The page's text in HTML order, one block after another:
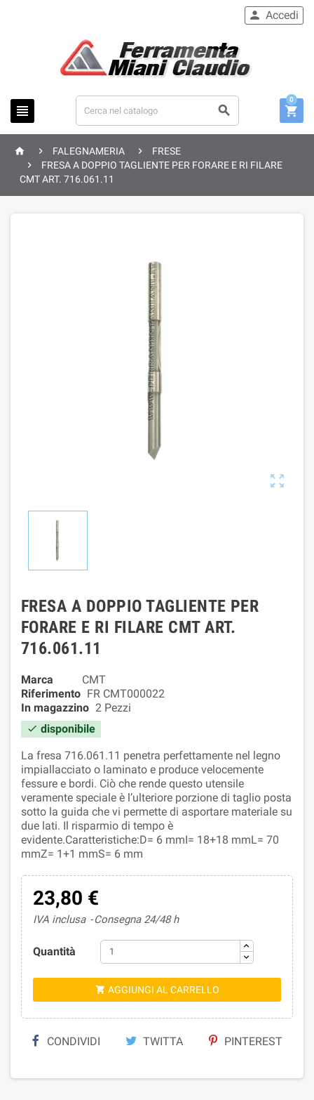
 
 Accedi

0
  FALEGNAMERIA 
FRESE

FRESA A DOPPIO TAGLIENTE PER FORARE E RI FILARE
CMT ART. 716.061.11

FRESA A DOPPIO TAGLIENTE PER
FORARE E RI FILARE CMT ART.
716.061.11
Marca
CMT
Riferimento FR CMT000022
In magazzino 2 Pezzi
 disponibile
La fresa 716.061.11 penetra perfettamente nel legno
impiallacciato o laminato e produce velocemente
fessure e bordi. Ciò che rende questo utensile
veramente speciale è l’ulteriore porzione di taglio posta
sotto la guida che vi permette di asportare materiale su
due lati. Il risparmio di tempo è
evidente.Caratteristiche:D= 6 mmI= 18+18 mmL= 70
mmZ= 1+1 mmS= 6 mm
23,80 €
IVA inclusa Consegna 24/48 h
Quantità
 AGGIUNGI AL CARRELLO
CONDIVIDI TWITTA PINTEREST